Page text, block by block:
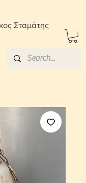
Σταμάτης